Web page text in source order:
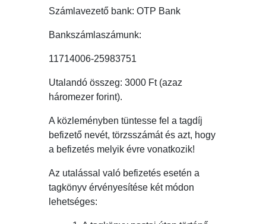
Számlavezető bank: OTP Bank
Bankszámlaszámunk:
11714006-25983751
Utalandó összeg: 3000 Ft (azaz
háromezer forint).
A közleményben tüntesse fel a tagdíj
befizető nevét, törzsszámát és azt, hogy
a befizetés melyik évre vonatkozik!
Az utalással való befizetés esetén a
tagkönyv érvényesítése két módon
lehetséges: